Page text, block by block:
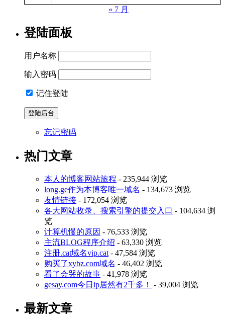
« 7 月
登陆面板
用户名称
输入密码
记住登陆
忘记密码
热门文章
本人的博客网站旅程 - 235,944 浏览
long.ge作为本博客唯一域名 - 134,673 浏览
友情链接 - 172,054 浏览
各大网站收录、搜索引擎的提交入口 - 104,634 浏
览
计算机慢的原因 - 76,533 浏览
主流BLOG程序介绍 - 63,330 浏览
注册.cat域名vip.cat - 47,584 浏览
购买了xybz.com域名 - 46,402 浏览
看了会哭的故事 - 41,978 浏览
gesay.com今日ip居然有2千多！
- 39,004 浏览
最新文章